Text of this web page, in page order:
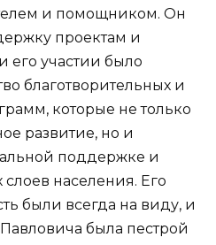
и помощником. Он
проектам и
участии было
благотворительных и
которые не только
развитие, но и
поддержке и
населения. Его
были всегда на виду, и
была пестрой